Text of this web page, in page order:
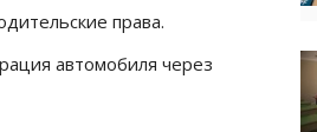
права.
автомобиля через